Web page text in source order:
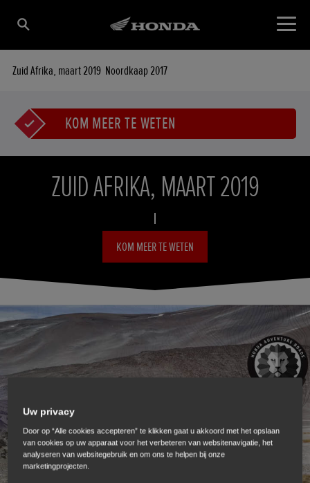
Zuid Afrika, maart 2019 Noordkaap 2017
KOM MEER TE WETEN
ZUID AFRIKA, MAART 2019
KOM MEER TE WETEN
Uw privacy
Door op “Alle cookies accepteren” te klikken gaat u akkoord met het opslaan
van cookies op uw apparaat voor het verbeteren van websitenavigatie, het
analyseren van websitegebruik en om ons te helpen bij onze
marketingprojecten.